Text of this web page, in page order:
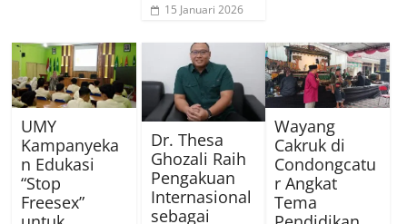
15 Januari 2026
UMY
Kampanyeka
n Edukasi
“Stop
Freesex”
Dr. Thesa
Ghozali Raih
Pengakuan
Internasional
sebagai
Wayang
Cakruk di
Condongcatu
r Angkat
Tema